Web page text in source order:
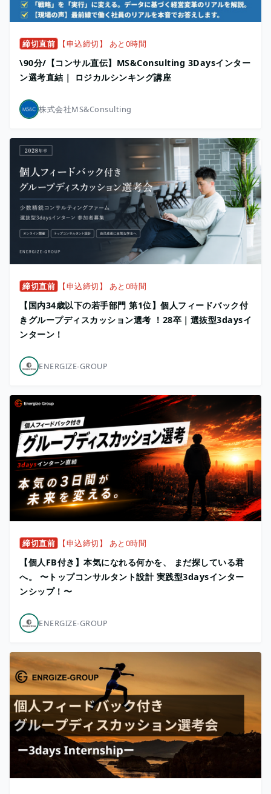
締切直前 【申込締切】 あと0時間
\90分/【コンサル直伝】MS&Consulting 3Daysインター
ン選考直結｜ ロジカルシンキング講座
株式会社MS&Consulting
締切直前 【申込締切】 あと0時間
【国内34歳以下の若手部門 第1位】個人フィードバック付
きグループディスカッション選考 ！28卒｜選抜型3daysイ
ンターン！
ENERGIZE-GROUP
締切直前 【申込締切】 あと0時間
【個人FB付き】本気になれる何かを、 まだ探している君
へ。 〜トップコンサルタント設計 実践型3daysインター
ンシップ！〜
ENERGIZE-GROUP